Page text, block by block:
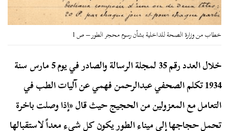
خطاب من وزارة الصحة للداخلية بشأن رسوم محجر الطور – ص 1
خلال العدد رقم 35 لمجلة الرسالة والصادر في يوم 5 مارس سنة
1934 تكلم الصحفي عبدالرحمن فهمي عن آليات الطب في
التعامل مع المعزولين من الحجيج حيث قال «إذا وصلت باخرة
تحمل حجاجها إلى ميناء الطور يكون كل شيء معداً لاستقبالها